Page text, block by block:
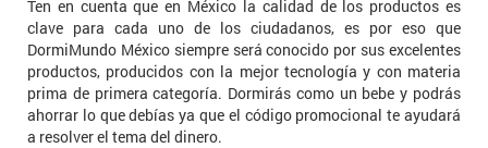
Ten en cuenta que en México la calidad de los productos es
clave para cada uno de los ciudadanos, es por eso que
DormiMundo México siempre será conocido por sus excelentes
productos, producidos con la mejor tecnología y con materia
prima de primera categoría. Dormirás como un bebe y podrás
ahorrar lo que debías ya que el código promocional te ayudará
a resolver el tema del dinero.